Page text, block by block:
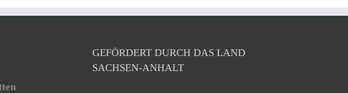
GEFÖRDERT DURCH DAS LAND
SACHSEN-ANHALT